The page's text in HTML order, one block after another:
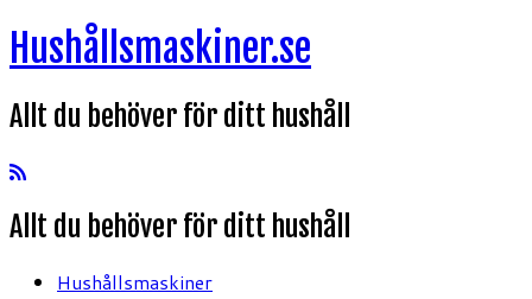
Hoppa
till
Hushållsmaskiner.se
Allt du behöver för ditt hushåll
Allt du behöver för ditt hushåll
Hushållsmaskiner